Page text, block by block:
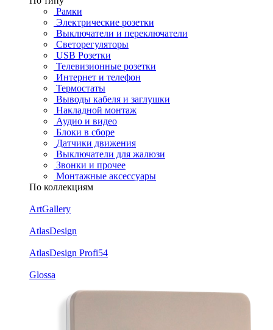
Рамки
Электрические розетки
Выключатели и переключатели
Светорегуляторы
USB Розетки
Телевизионные розетки
Интернет и телефон
Термостаты
Выводы кабеля и заглушки
Накладной монтаж
Аудио и видео
Блоки в сборе
Датчики движения
Выключатели для жалюзи
Звонки и прочее
Монтажные аксессуары
По коллекциям
ArtGallery
AtlasDesign
AtlasDesign Profi54
Glossa